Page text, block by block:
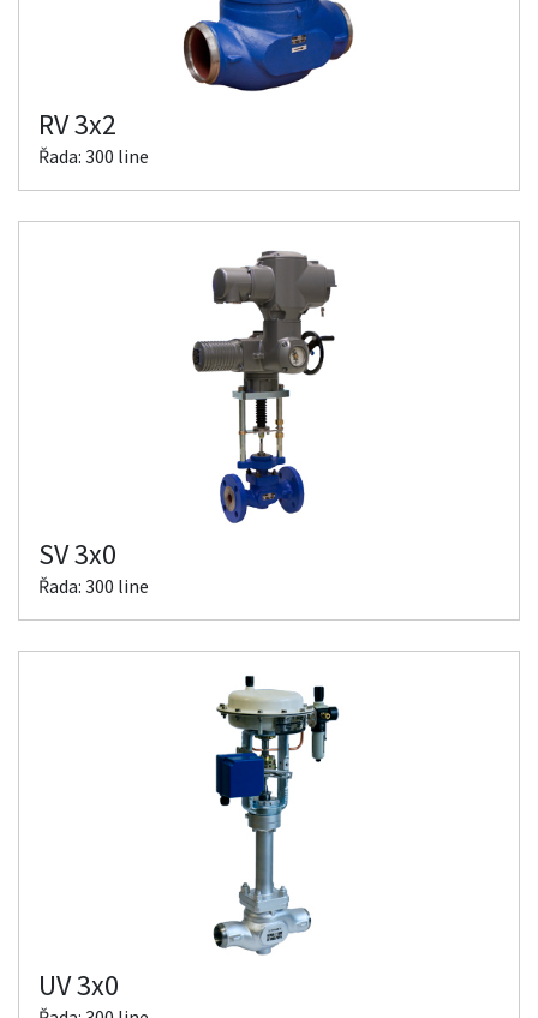
RV 3x2
Řada: 300 line
SV 3x0
Řada: 300 line
UV 3x0